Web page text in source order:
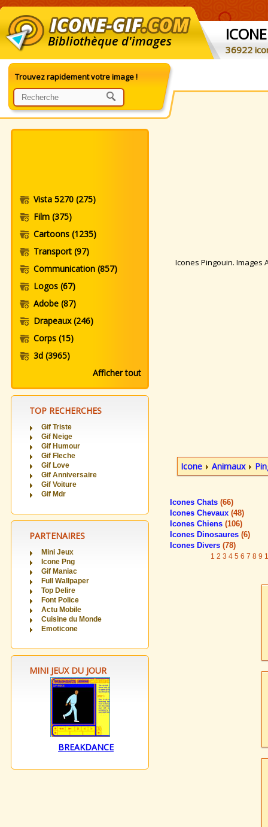
Bibliothèque d'images ICONE
36922
Trouvez rapidement votre image !
Vista 5270 (275)
Film (375)
Cartoons (1235)
Transport (97)
Communication (857)
Logos (67)
Adobe (87)
Drapeaux(246)
Corps (15)
3d (3965)
Afficher tout
TOP RECHERCHES
Gif Triste
Gif Neige
Gif Humour
Gif Fleche
Gif Love
Gif Anniversaire
Gif Voiture
Gif Mdr
PARTENAIRES
Mini Jeux
Icone Png
Gif Maniac
Full Wallpaper
Top Delire
Font Police
Actu Mobile
Cuisine du Monde
Emoticone
MINI JEUX DU JOUR
BREAKDANCE
Icones Pingouin. Images
Icone Animaux
Icones Chats (66)
Icones Chevaux (48)
Icones Chiens (106)
Icones Dinosaures (6)
Icones Divers (78)
1 2 3 4 5 6 7 8 9